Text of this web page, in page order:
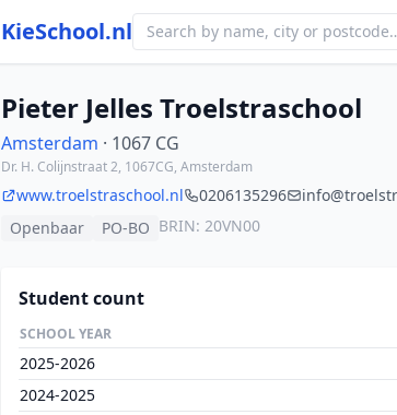
KieSchool.nl
Pieter Jelles Troelstraschool
Amsterdam · 1067 CG
Dr. H. Colijnstraat 2, 1067CG, Amsterdam
www.troelstraschool.nl 0206135296
Openbaar
PO-BO BRIN: 20VN00
Student count
SCHOOL YEAR
2025-2026
2024-2025